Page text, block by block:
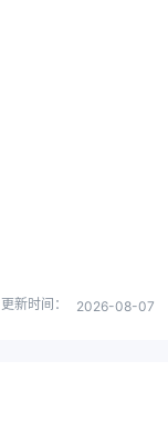
更新时间： 2026-08-07